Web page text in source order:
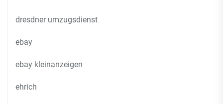
dresdner umzugsdienst
ebay
ebay kleinanzeigen
ehrich